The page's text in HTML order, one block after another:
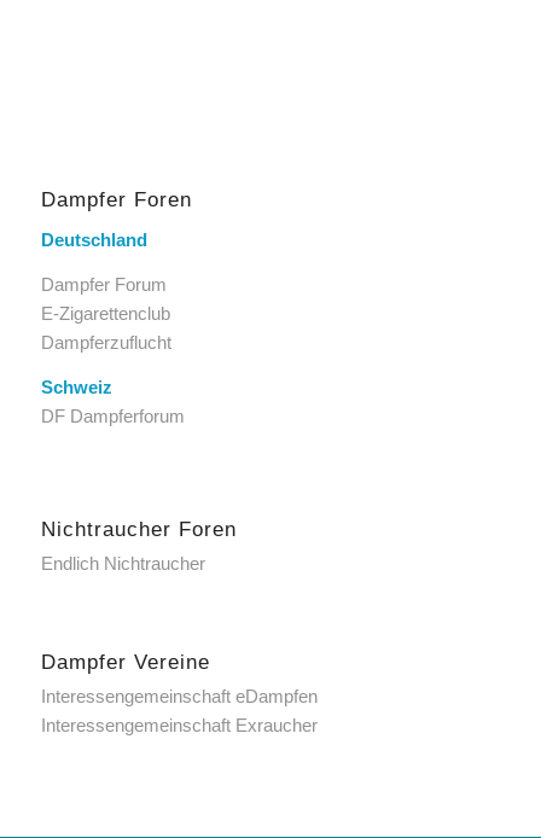
Dampfer Foren
Deutschland
Dampfer Forum
E-Zigarettenclub
Dampferzuflucht
Schweiz
DF Dampferforum
Nichtraucher Foren
Endlich Nichtraucher
Dampfer Vereine
Interessengemeinschaft eDampfen
Interessengemeinschaft Exraucher